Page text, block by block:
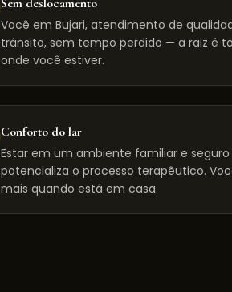
Sem deslocamento
Você em Bujari, atendimento de
trânsito, sem tempo perdido — a raiz é
onde você estiver.
Conforto do lar
Estar em um ambiente familiar e seguro
potencializa o processo terapêutico.
mais quando está em casa.